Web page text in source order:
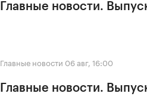
Главные новости.
Главные новости 06 авг, 16:00
Главные новости.